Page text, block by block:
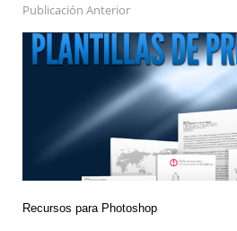
Publicación Anterior
Recursos para Photoshop